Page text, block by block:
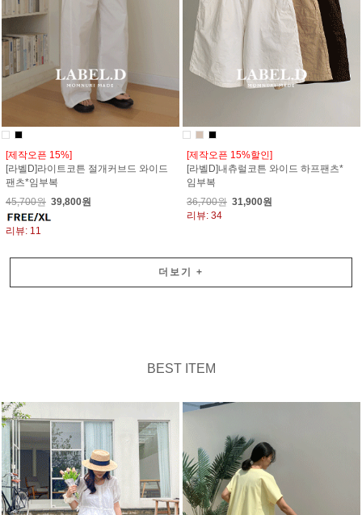
[제작오픈 15%]
[라벨D]라이트코튼 절개커브드 와이드
팬츠*임부복
45,700원 39,800원
리뷰: 11
[제작오픈 15%할인]
[라벨D]내츄럴코튼 와이드 하프팬츠*
임부복
36,700원 31,900원
리뷰: 34
더보기 +
BEST ITEM